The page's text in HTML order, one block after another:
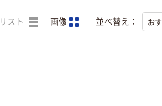
リスト 画像 並べ替え：